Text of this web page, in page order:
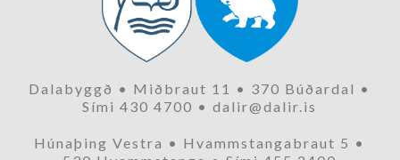
Dalabyggð • Miðbraut 11 • 370 Búðardal •
Sími 430 4700 • dalir@dalir.is
Húnaþing Vestra • Hvammstangabraut 5 •